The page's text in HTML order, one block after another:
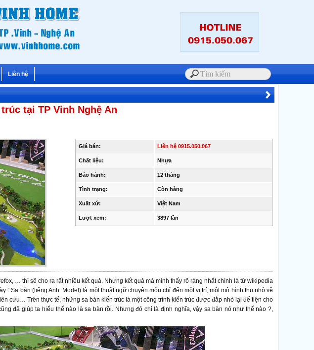
Liên hệ
tại TP Vinh Nghệ An
Giá bán: Liên hệ 0915.050.067
Chất liệu: Nhựa
Bảo hành: 12 tháng
Tình trạng: Còn hàng
Xuất xứ: Việt Nam
Lượt xem: 3897 lần
… thì sẽ cho ra rất nhiều kết quả. Nhưng kết quả mà mình thấy rõ ràng nhất chính là từ wikipedia
Sa bàn (tiếng Anh: Model) là một thuật ngữ chuyên môn chỉ đến một vị trí, một mô hình thu nhỏ về
cứu… Trên thực tế, những sa bàn kiến trúc là một công trình kiến trúc được đắp nhỏ lại để tiện cho
đã giúp ta hiểu thế nào là sa bàn rồi. Nhưng đó chỉ là định nghĩa, vậy sa bàn nó như thế nào ?,